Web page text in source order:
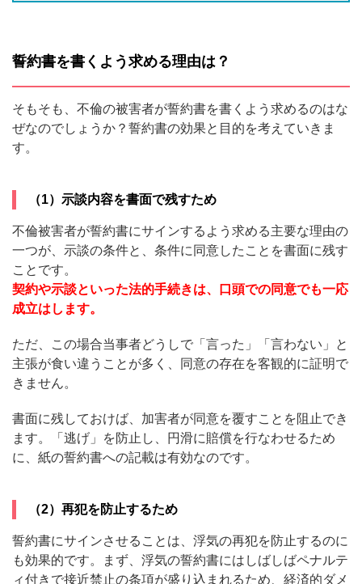
誓約書を書くよう求める理由は？
そもそも、不倫の被害者が誓約書を書くよう求めるのはな
ぜなのでしょうか？誓約書の効果と目的を考えていきま
す。
（1）示談内容を書面で残すため
不倫被害者が誓約書にサインするよう求める主要な理由の
一つが、示談の条件と、条件に同意したことを書面に残す
ことです。
契約や示談といった法的手続きは、口頭での同意でも一応
成立はします。
ただ、この場合当事者どうしで「言った」「言わない」と
主張が食い違うことが多く、同意の存在を客観的に証明で
きません。
書面に残しておけば、加害者が同意を覆すことを阻止でき
ます。「逃げ」を防止し、円滑に賠償を行なわせるため
に、紙の誓約書への記載は有効なのです。
（2）再犯を防止するため
誓約書にサインさせることは、浮気の再犯を防止するのに
も効果的です。まず、浮気の誓約書にはしばしばペナルテ
ィ付きで接近禁止の条項が盛り込まれるため、経済的ダメ